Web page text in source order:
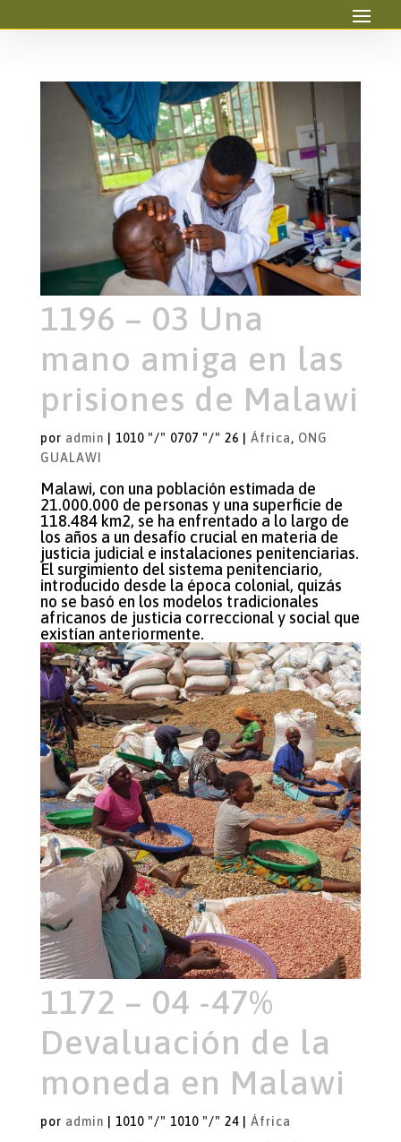
1196 – 03 Una
mano amiga en las
prisiones de Malawi
por admin 1010 "/" 0707 "/" 26 África, ONG
GUALAWI
Malawi, con una población estimada de
21.000.000 de personas y una superficie de
118.484 km2, se ha enfrentado a lo largo de
los años a un desafío crucial en materia de
justicia judicial e instalaciones penitenciarias.
El surgimiento del sistema penitenciario,
introducido desde la época colonial, quizás
no se basó en los modelos tradicionales
africanos de justicia correccional y social que
existían anteriormente.
1172 – 04 -47%
Devaluación de la
moneda en Malawi
por admin 1010 "/" 1010 "/" 24| África